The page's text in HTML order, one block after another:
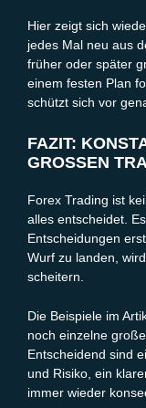
Hier zeigt sich
jedes Mal neu aus
früher oder später
einem festen Plan
schützt sich vor
FAZIT:
GROSSEN
Forex Trading ist
alles entscheidet.
Entscheidungen
Wurf zu landen,
scheitern.
Die Beispiele im
noch einzelne
Entscheidend sind
und Risiko, ein
immer wieder